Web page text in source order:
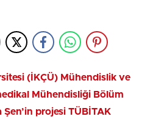
(İKÇÜ) Mühendislik ve
Mühendisliği Bölüm
Şen’in projesi TÜBİTAK